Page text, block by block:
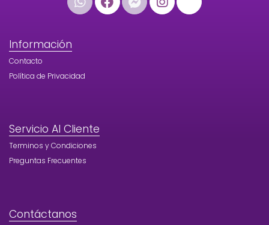
Información
Contacto
Política de Privacidad
Servicio Al Cliente
Terminos y Condiciones
Preguntas Frecuentes
Contáctanos